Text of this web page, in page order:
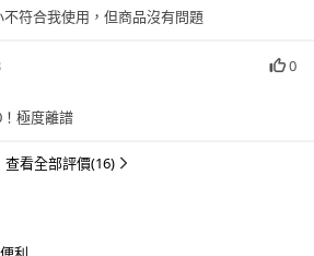
符合我使用，但商品沒有問題
0
極度離譜
查看全部評價(16)